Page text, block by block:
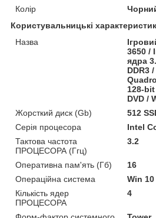
Колір
Користувальницькі
Назва
3650 /
ядра
DDR3
128-
DVD /
Жорсткий диск (Gb)
512
Серія процесора
Intel
Тактова частота
ПРОЦЕСОРА (Ггц)
3.2
Оперативна пам'ять (Гб)
16
Операційна система
Win
Кількість ядер
ПРОЦЕСОРА
4